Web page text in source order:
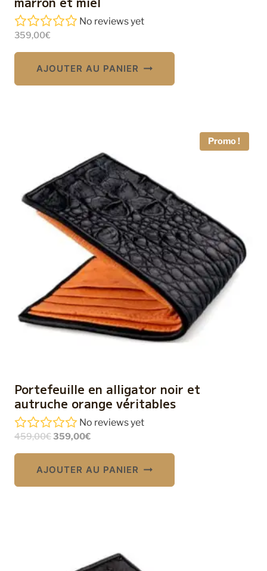
No reviews yet
359,00€
AJOUTER AU PANIER
Promo !
Portefeuille en alligator noir et
autruche orange véritables
No reviews yet
459,00€Le
359,00€Le
AJOUTER AU PANIER